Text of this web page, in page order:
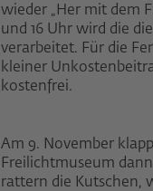
wieder „Her mit dem
und 16 Uhr wird die
verarbeitet. Für die
kleiner
kostenfrei.
Am 9. November
Freilichtmuseum
rattern die Kutschen,